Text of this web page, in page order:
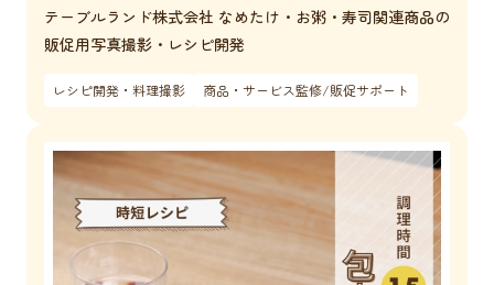
テーブルランド株式会社 なめたけ・お粥・寿司関連商品の
販促用写真撮影・レシピ開発
レシピ開発・料理撮影 商品・サービス監修/販促サポート